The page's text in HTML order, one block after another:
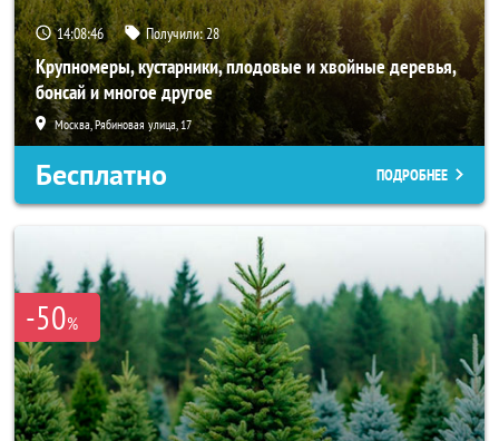
14:08:43 Получили:28
Крупномеры, кустарники, плодовые и хвойные деревья,
бонсай и многое другое
Москва, Рябиновая улица, 17
Бесплатно ПОДРОБНЕЕ
-50%